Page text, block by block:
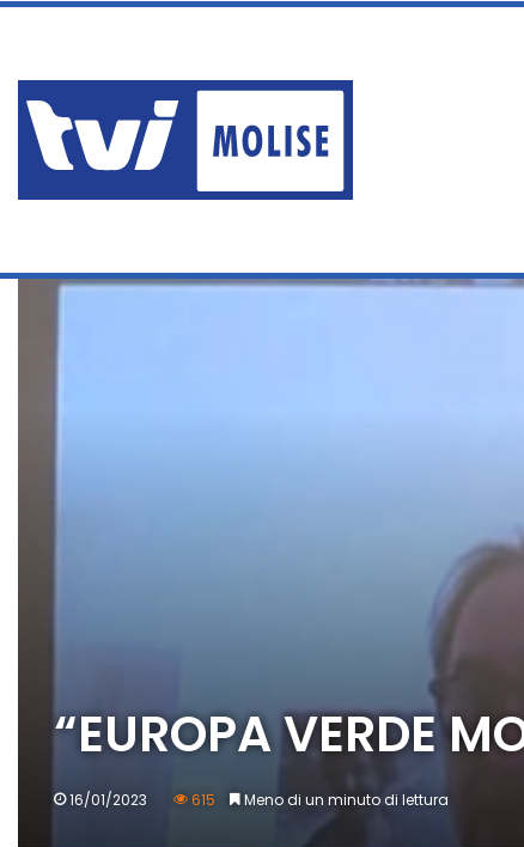
venerdì, Agosto 7 2026
“EUROPA VERDE
16/01/2023 615 Meno di un minuto di lettura